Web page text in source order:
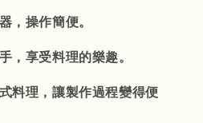
，操作簡便。
，享受料理的樂趣。
料理，讓製作過程變得便